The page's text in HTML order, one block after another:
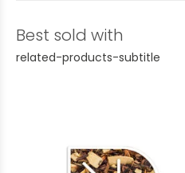
Best sold with
related-products-subtitle